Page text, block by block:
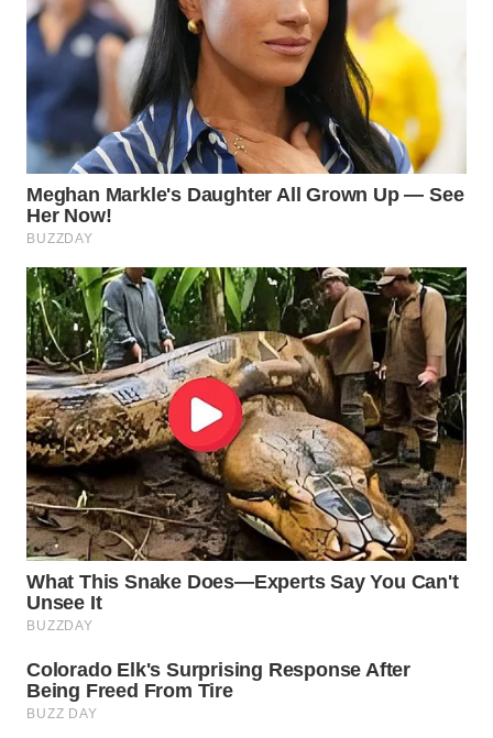
WN
TANGERANG
BINJAI
WN
CIREBON
WN
INDRAMAYU
WN
KUNINGAN
WN
MAJALENGKA
WN
SUBANG
WN
WN
PURWAKARTA